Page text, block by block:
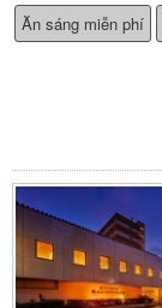
Ăn sáng miễn phí